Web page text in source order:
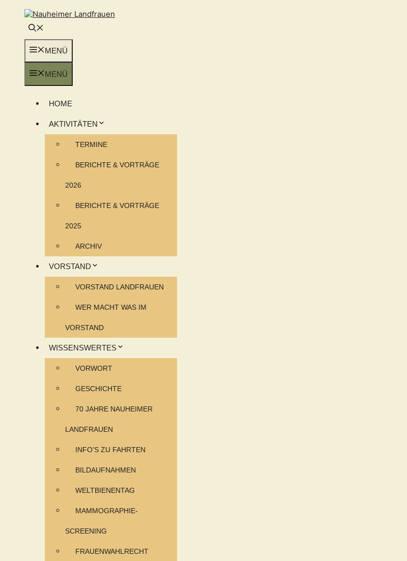
springen
MENÜ
MENÜ
HOME
AKTIVITÄTEN
TERMINE
BERICHTE & VORTRÄGE
2026
BERICHTE & VORTRÄGE
2025
ARCHIV
VORSTAND
VORSTAND LANDFRAUEN
WER MACHT WAS IM
VORSTAND
WISSENSWERTES
VORWORT
GESCHICHTE
70 JAHRE NAUHEIMER
LANDFRAUEN
INFO’S ZU FAHRTEN
BILDAUFNAHMEN
WELTBIENENTAG
MAMMOGRAPHIE-
SCREENING
FRAUENWAHLRECHT